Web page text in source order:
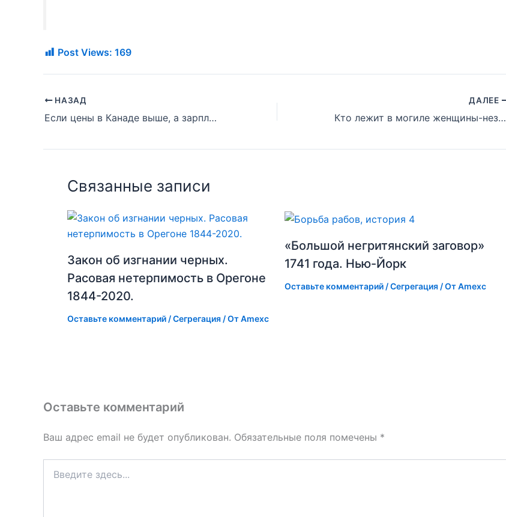
Post Views: 169
НАЗАД
Если цены в Канаде выше, а зарплаты ниже, чем в США, почему люди говорят, что жизнь в Канаде лучше?
ДАЛЕЕ
Кто лежит в могиле женщины-незнакомки? Вирджиния.
Связанные записи
Закон об изгнании черных.
Расовая нетерпимость в Орегоне
1844-2020.
Оставьте комментарий /Сегрегация / ОтAmexc
«Большой негритянский заговор»
1741 года. Нью-Йорк
Оставьте комментарий /Сегрегация / ОтAmexc
Оставьте комментарий
Ваш адрес email не будет опубликован. Обязательные поля помечены *
здесь...